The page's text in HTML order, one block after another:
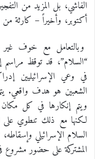
أكتوبر، وأخيراً – كارثة من
وبالتعامل مع خوف
“السلام”، قد توقظ مراسم
في وعي الإسرائيليين
الشعبين هو هدف واقعي.
ويتم إنكارها في كل مكان
لكنها مع ذلك تنطوي
السلام الإسرائيلي
المشتركة على حضور مشروع